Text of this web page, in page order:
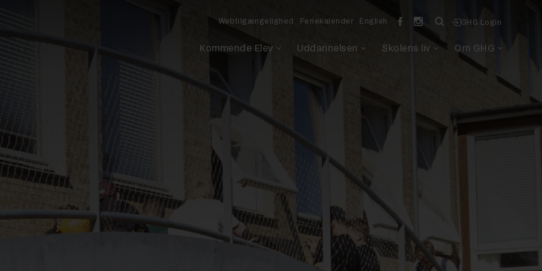
Kommende Elev
Uddannelsen Skolens liv Om GHG
Webtilgængelighed Feriekalender English GHG Login